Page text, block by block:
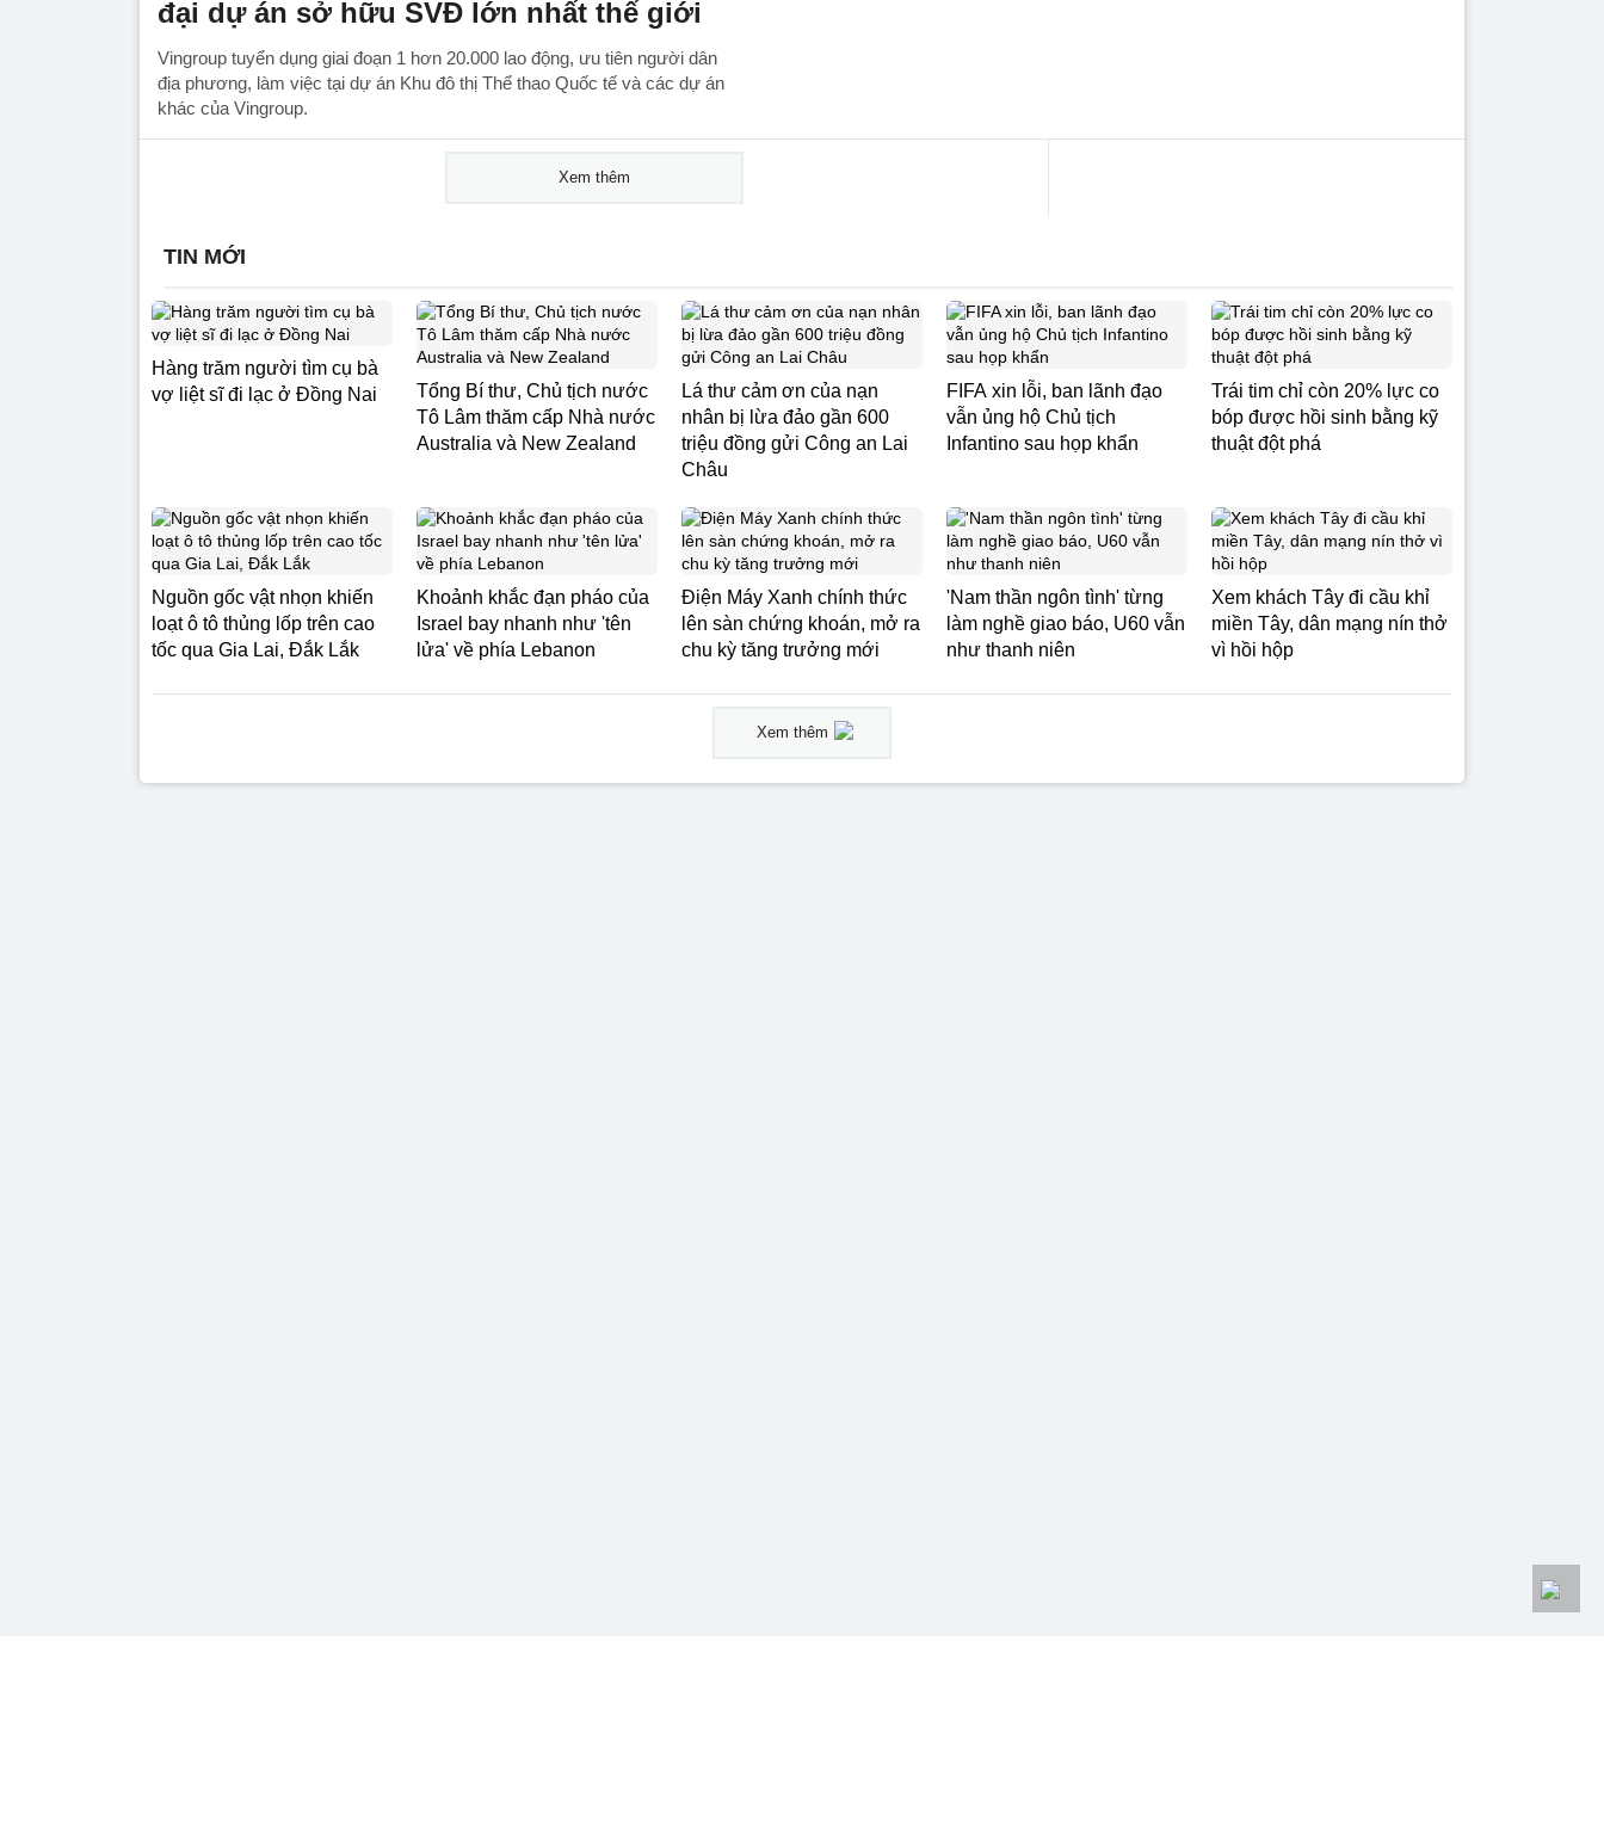
đại dự án sở hữu SVĐ lớn nhất thế giới
Vingroup tuyển dụng giai đoạn 1 hơn 20.000 lao động, ưu tiên người dân
địa phương, làm việc tại dự án Khu đô thị Thể thao Quốc tế và các dự án
khác của Vingroup.
Xem thêm
TIN MỚI
Hàng trăm người tìm cụ bà
vợ liệt sĩ đi lạc ở Đồng Nai
Tổng Bí thư, Chủ tịch nước
Tô Lâm thăm cấp Nhà nước
Australia và New Zealand
Lá thư cảm ơn của nạn
nhân bị lừa đảo gần 600
triệu đồng gửi Công an Lai
Châu
FIFA xin lỗi, ban lãnh đạo
vẫn ủng hộ Chủ tịch
Infantino sau họp khẩn
Trái tim chỉ còn 20% lực co
bóp được hồi sinh bằng kỹ
thuật đột phá
Nguồn gốc vật nhọn khiến
loạt ô tô thủng lốp trên cao
tốc qua Gia Lai, Đắk Lắk
Khoảnh khắc đạn pháo của
Israel bay nhanh như 'tên
lửa' về phía Lebanon
Điện Máy Xanh chính thức
lên sàn chứng khoán, mở ra
chu kỳ tăng trưởng mới
'Nam thần ngôn tình' từng
làm nghề giao báo, U60 vẫn
như thanh niên
Xem khách Tây đi cầu khỉ
miền Tây, dân mạng nín thở
vì hồi hộp
Xem thêm